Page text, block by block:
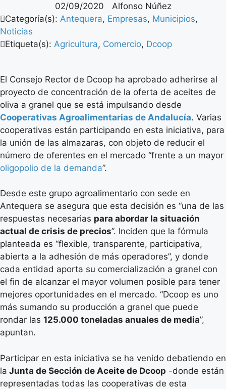
02/09/2020
Alfonso Núñez
Categoría(s): Antequera, Empresas, Municipios,
Noticias
Etiqueta(s): Agricultura, Comercio, Dcoop
El Consejo Rector de Dcoop ha aprobado adherirse al
proyecto de concentración de la oferta de aceites de
oliva a granel que se está impulsando desde
Cooperativas Agroalimentarias de Andalucía. Varias
cooperativas están participando en esta iniciativa, para
la unión de las almazaras, con objeto de reducir el
número de oferentes en el mercado “frente a un mayor
oligopolio de la demanda”.
Desde este grupo agroalimentario con sede en
Antequera se asegura que esta decisión es “una de las
respuestas necesarias para abordar la situación
actual de crisis de precios”. Inciden que la fórmula
planteada es “flexible, transparente, participativa,
abierta a la adhesión de más operadores”, y donde
cada entidad aporta su comercialización a granel con
el fin de alcanzar el mayor volumen posible para tener
mejores oportunidades en el mercado. “Dcoop es uno
más sumando su producción a granel que puede
rondar las 125.000 toneladas anuales de media”,
apuntan.
Participar en esta iniciativa se ha venido debatiendo en
la Junta de Sección de Aceite de Dcoop -donde están
representadas todas las cooperativas de esta